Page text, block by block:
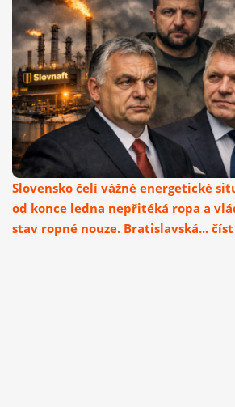
Slovensko čelí vážné energetické
od konce ledna nepřitéká ropa a
stav ropné nouze. Bratislavská...